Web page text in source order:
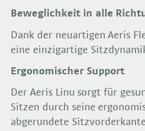
Beweglichkeit in alle
Dank der neuartigen Aeris
eine einzigartige
Ergonomischer Support
Der Aeris Linu sorgt für
Sitzen durch seine
abgerundete